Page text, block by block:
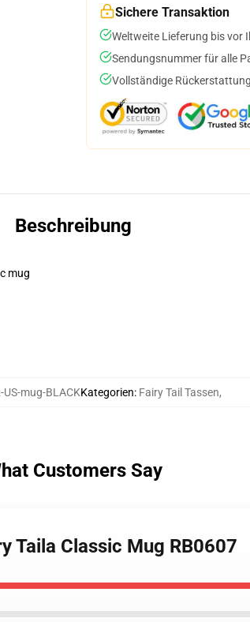
Sichere Transaktion
Weltweite Lieferung bis vor
Sendungsnummer für alle
Vollständige
Beschreibung
mug
mug-BLACKKategorien: Fairy Tail Tassen,
Customers Say
Taila Classic Mug RB0607